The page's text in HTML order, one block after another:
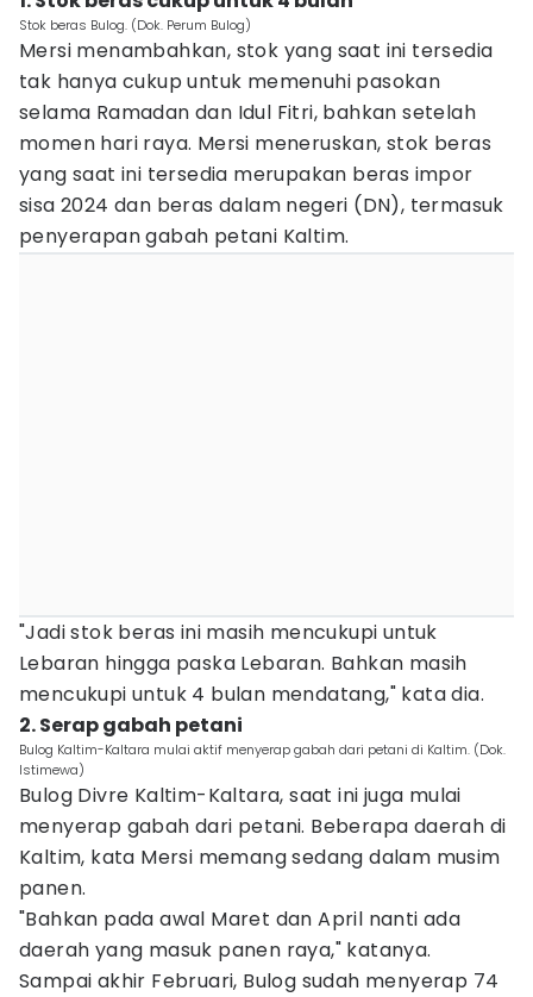
Stok beras Bulog. (Dok. Perum Bulog)
Mersi menambahkan, stok yang saat ini tersedia
tak hanya cukup untuk memenuhi pasokan
selama Ramadan dan Idul Fitri, bahkan setelah
momen hari raya. Mersi meneruskan, stok beras
yang saat ini tersedia merupakan beras impor
sisa 2024 dan beras dalam negeri (DN), termasuk
penyerapan gabah petani Kaltim.
"Jadi stok beras ini masih mencukupi untuk
Lebaran hingga paska Lebaran. Bahkan masih
mencukupi untuk 4 bulan mendatang," kata dia.
2. Serap gabah petani
Bulog Kaltim-Kaltara mulai aktif menyerap gabah dari petani di Kaltim. (Dok.
Istimewa)
Bulog Divre Kaltim-Kaltara, saat ini juga mulai
menyerap gabah dari petani. Beberapa daerah di
Kaltim, kata Mersi memang sedang dalam musim
panen.
"Bahkan pada awal Maret dan April nanti ada
daerah yang masuk panen raya," katanya.
Sampai akhir Februari, Bulog sudah menyerap 74